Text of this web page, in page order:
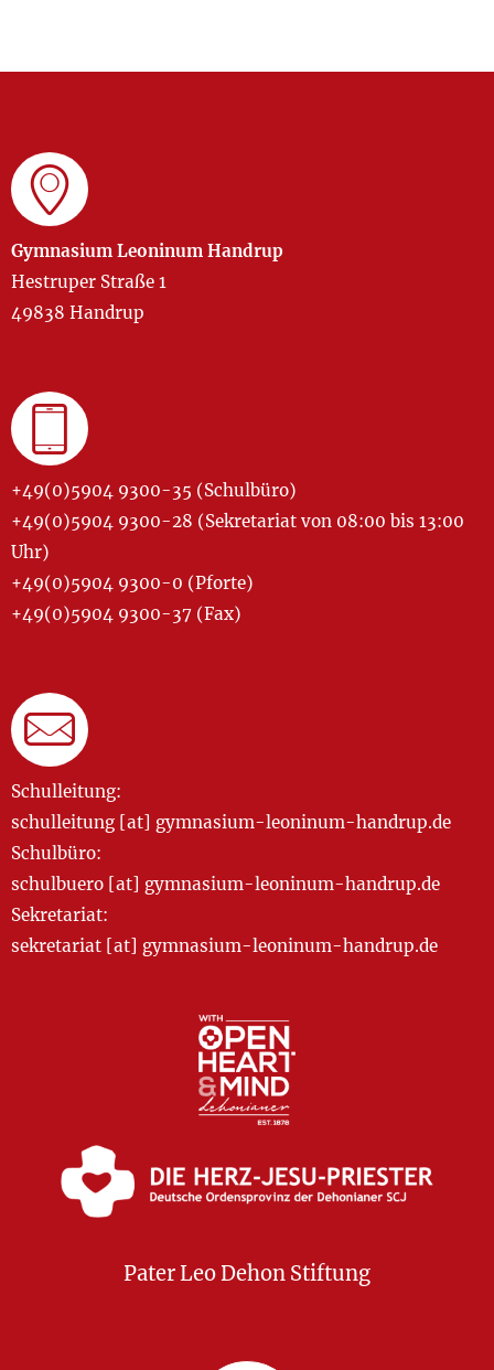
Gymnasium Leoninum Handrup
Hestruper Straße 1
49838 Handrup
+49(0)5904 9300-35 (Schulbüro)
+49(0)5904 9300-28 (Sekretariat von 08:00 bis 13:00
Uhr)
+49(0)5904 9300-0 (Pforte)
+49(0)5904 9300-37 (Fax)
Schulleitung:
schulleitung [at] gymnasium-leoninum-handrup.de
Schulbüro:
schulbuero [at] gymnasium-leoninum-handrup.de
Sekretariat:
sekretariat [at] gymnasium-leoninum-handrup.de
Pater Leo Dehon Stiftung